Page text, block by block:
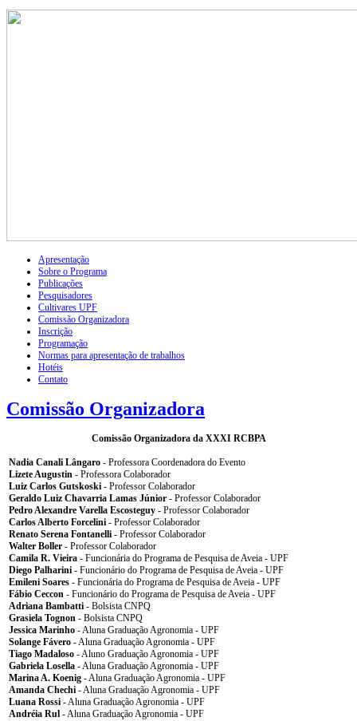
Apresentação
Sobre o Programa
Publicações
Pesquisadores
Cultivares UPF
Comissão Organizadora
Inscrição
Programação
Normas para apresentação de trabalhos
Hotéis
Contato
Comissão Organizadora
Comissão Organizadora da XXXI RCBPA
Nadia Canali Lângaro - Professora Coordenadora do Evento
Lizete Augustin - Professora Colaborador
Luiz Carlos Gutskoski - Professor Colaborador
Geraldo Luiz Chavarria Lamas Júnior - Professor Colaborador
Pedro Alexandre Varella Escosteguy - Professor Colaborador
Carlos Alberto Forcelini - Professor Colaborador
Renato Serena Fontanelli - Professor Colaborador
Walter Boller - Professor Colaborador
Camila R. Vieira - Funcionária do Programa de Pesquisa de Aveia - UPF
Diego Palharini - Funcionário do Programa de Pesquisa de Aveia - UPF
Emileni Soares - Funcionária do Programa de Pesquisa de Aveia - UPF
Fábio Ceccon - Funcionário do Programa de Pesquisa de Aveia - UPF
Adriana Bambatti - Bolsista CNPQ
Grasiela Tognon - Bolsista CNPQ
Jessica Marinho - Aluna Graduação Agronomia - UPF
Solange Fávero - Aluna Graduação Agronomia - UPF
Tiago Madaloso - Aluno Graduação Agronomia - UPF
Gabriela Losella - Aluna Graduação Agronomia - UPF
Marina A. Koenig - Aluna Graduação Agronomia - UPF
Amanda Chechi - Aluna Graduação Agronomia - UPF
Luana Rossi - Aluna Graduação Agronomia - UPF
Andréia Rul - Aluna Graduação Agronomia - UPF